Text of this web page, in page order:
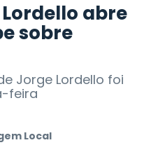
abre
sobre
Jorge Lordello foi
feira
Local